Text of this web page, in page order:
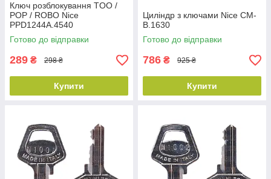
Ключ розблокування TOO /
POP / ROBO Nice
PPD1244A.4540
Готово до відправки
289 ₴ 298 ₴
Купити
Циліндр з ключами Nice CM-
B.1630
Готово до відправки
786 ₴ 925 ₴
Купити